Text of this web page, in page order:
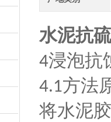
水泥抗
4浸泡抗
4.1方法
将水泥